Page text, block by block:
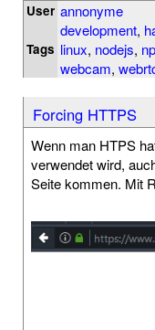
User annonyme
Tags
development,
linux, nodejs,
webcam,
Forcing HTTPS
Wenn man HTPS
verwendet wird,
Seite kommen. Mit